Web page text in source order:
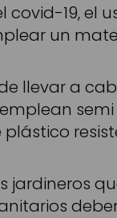
19, el
un
llevar a
semi
jardineros